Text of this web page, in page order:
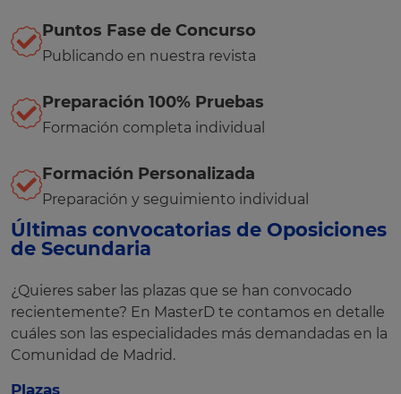
Puntos Fase de Concurso
Publicando en nuestra revista
Preparación 100% Pruebas
Formación completa individual
Formación Personalizada
Preparación y seguimiento individual
Últimas convocatorias de Oposiciones
de Secundaria
¿Quieres saber las plazas que se han convocado
recientemente? En MasterD te contamos en detalle
cuáles son las especialidades más demandadas en la
Comunidad de Madrid.
Plazas